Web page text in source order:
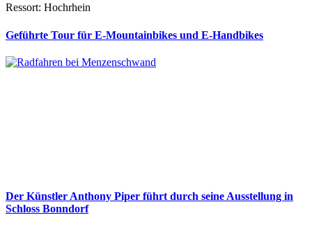
Ressort: Hochrhein
Geführte Tour für E-Mountainbikes und E-Handbikes
Der Künstler Anthony Piper führt durch seine Ausstellung in
Schloss Bonndorf